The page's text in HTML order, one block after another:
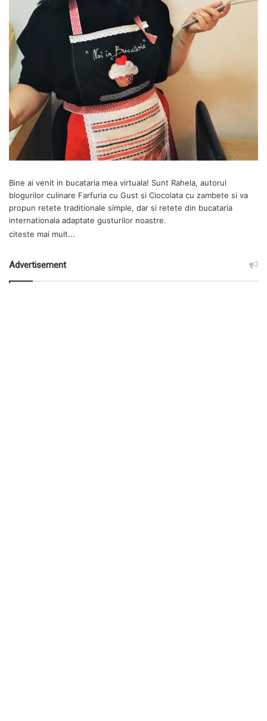
Bine ai venit in bucataria mea virtuala! Sunt Rahela, autorul
blogurilor culinare Farfuria cu Gust si Ciocolata cu zambete si va
propun retete traditionale simple, dar si retete din bucataria
internationala adaptate gusturilor noastre.
citeste mai mult...
Advertisement